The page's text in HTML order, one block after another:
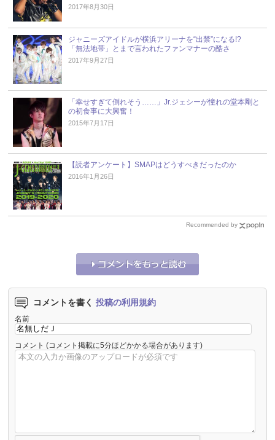
2017年8月30日
ジャニーズアイドルが横浜アリーナを“出禁”になる!?
「無法地帯」とまで言われたファンマナーの酷さ
2017年9月27日
「幸せすぎて倒れそう……」Jr.ジェシーが憧れの堂本剛と
の初食事に大興奮！
2015年7月17日
【読者アンケート】SMAPはどうすべきだったのか
2016年1月26日
Recommended by
コメントを書く 投稿の利用規約
名前
コメント (コメント掲載に5分ほどかかる場合があります)